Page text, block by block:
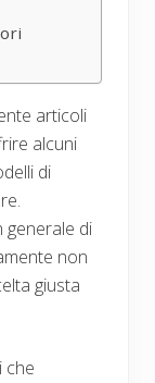
articoli
alcuni
di
generale di
non
giusta
che